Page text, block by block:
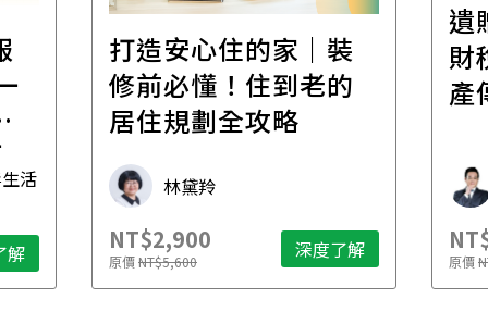
活
解
打造安心住的家｜裝
修前必懂！住到老的
居住規劃全攻略
林黛羚
NT$2,900
原價NT$5,600 深度了解
遺
財
產
原價